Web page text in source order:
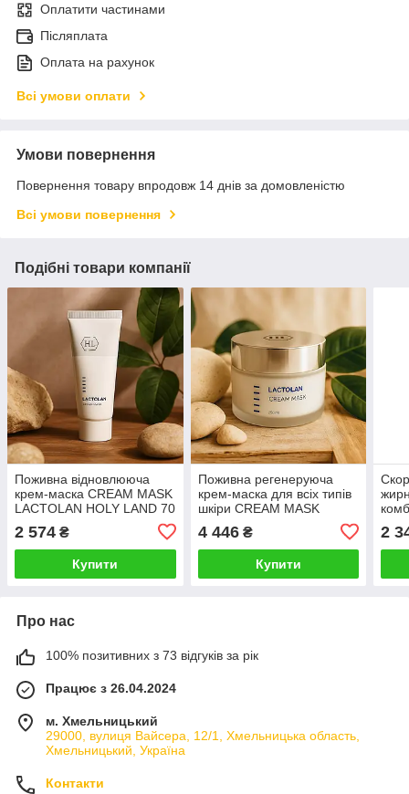
Оплатити частинами
Післяплата
Оплата на рахунок
Всі умови оплати
Умови повернення
Повернення товару впродовж 14 днів за домовленістю
Всі умови повернення
Подібні товари компанії
Поживна відновлююча
крем-маска CREAM MASK
LACTOLAN HOLY LAND 70
мл регенеруюча для всіх
типів шкіри
2 574 ₴
Купити
Поживна регенеруюча
крем-маска для всіх типів
шкіри CREAM MASK
250 мл
4 446₴
Купити
2
Про нас
100% позитивних з 73 відгуків за рік
Працює з 26.04.2024
м. Хмельницький
29000, вулиця Вайсера, 12/1, Хмельницька область,
Хмельницький, Україна
Контакти